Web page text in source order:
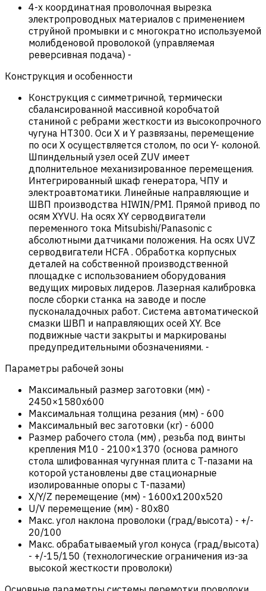
4-х координатная проволочная вырезка
электропроводных материалов с применением
струйной промывки и с многократно используемой
молибденовой проволокой (управляемая
реверсивная подача) -
Конструкция и особенности
Конструкция с симметричной, термически
сбалансированной массивной коробчатой
станиной с ребрами жесткости из высокопрочного
чугуна HT300. Оси X и Y развязаны, перемещение
по оси X осуществляется столом, по оси Y- колоной.
Шпиндельный узел осей ZUV имеет
дполнительное механизированное перемещения.
Интегрированный шкаф генератора, ЧПУ и
электроавтоматики. Линейные направляющие и
ШВП производства HIWIN/PMI. Прямой привод по
осям XYVU. На осях XY серводвигатели
переменного тока Mitsubishi/Panasonic с
абсолютными датчиками положения. На осях UVZ
серводвигатели HCFA . Обработка корпусных
деталей на собственной производственной
площадке с использованием оборудования
ведущих мировых лидеров. Лазерная калибровка
после сборки станка на заводе и после
пусконаладочных работ. Система автоматической
смазки ШВП и направляющих осей XY. Все
подвижные части закрыты и маркированы
предупредительными обозначениями. -
Параметры рабочей зоны
Максимальный размер заготовки (мм) -
2450×1580x600
Максимальная толщина резания (мм) - 600
Максимальный вес заготовки (кг) - 6000
Размер рабочего стола (мм) , резьба под винты
крепления М10 - 2100×1370 (основа рамного
стола шлифованная чугунная плита с Т-пазами на
которой установлены две стационарные
изолированные опоры с Т-пазами)
X/Y/Z перемещение (мм) - 1600x1200x520
U/V перемещение (мм) - 80x80
Макс. угол наклона проволоки (град/высота) - +/-
20/100
Макс. обрабатываемый угол конуса (град/высота)
- +/-15/150 (технологические ограничения из-за
высокой жесткости проволоки)